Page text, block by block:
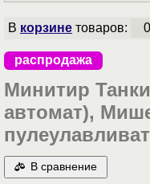
В корзинетоваров: 0
распродажа
Минитир
автомат),
В сравнение